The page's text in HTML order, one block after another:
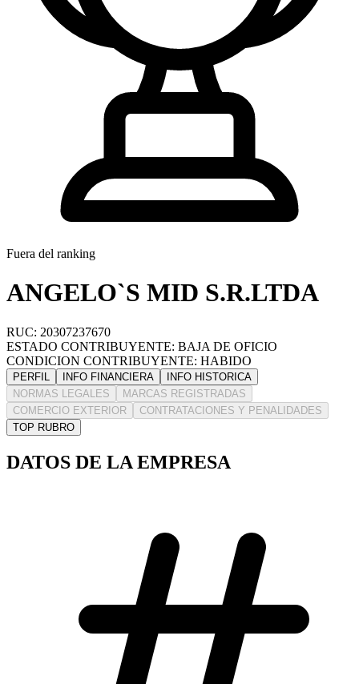
Fuera del ranking
ANGELO`S MID S.R.LTDA
RUC: 20307237670
ESTADO CONTRIBUYENTE: BAJA DE OFICIO
CONDICION CONTRIBUYENTE: HABIDO
PERFIL INFO FINANCIERA
INFO HISTORICA
NORMAS LEGALES
MARCAS REGISTRADAS
COMERCIO EXTERIOR
CONTRATACIONES Y PENALIDADES
TOP RUBRO
DATOS DE LA EMPRESA